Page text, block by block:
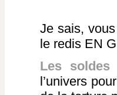
Je sais,
le redis EN
Les soldes
l’univers